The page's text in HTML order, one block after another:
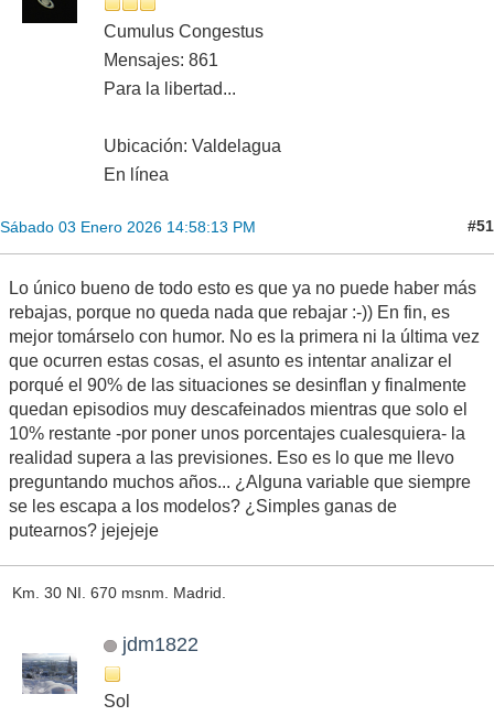
Cumulus Congestus
Mensajes: 861
Para la libertad...
Ubicación: Valdelagua
En línea
Sábado 03 Enero 2026 14:58:13 PM #51
Lo único bueno de todo esto es que ya no puede haber más
rebajas, porque no queda nada que rebajar :-)) En fin, es
mejor tomárselo con humor. No es la primera ni la última vez
que ocurren estas cosas, el asunto es intentar analizar el
porqué el 90% de las situaciones se desinflan y finalmente
quedan episodios muy descafeinados mientras que solo el
10% restante -por poner unos porcentajes cualesquiera- la
realidad supera a las previsiones. Eso es lo que me llevo
preguntando muchos años... ¿Alguna variable que siempre
se les escapa a los modelos? ¿Simples ganas de
putearnos? jejejeje
Km. 30 NI. 670 msnm. Madrid.
jdm1822
Sol